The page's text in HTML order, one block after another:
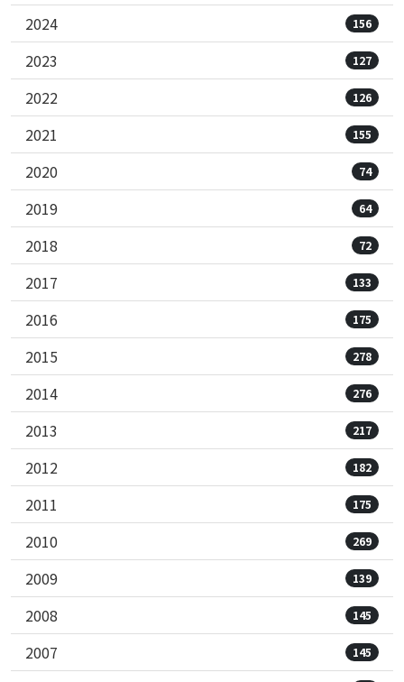
2024 156
2023 127
2022 126
2021 155
2020 74
2019 64
2018 72
2017 133
2016 175
2015 278
2014 276
2013 217
2012 182
2011 175
2010 269
2009 139
2008 145
2007 145